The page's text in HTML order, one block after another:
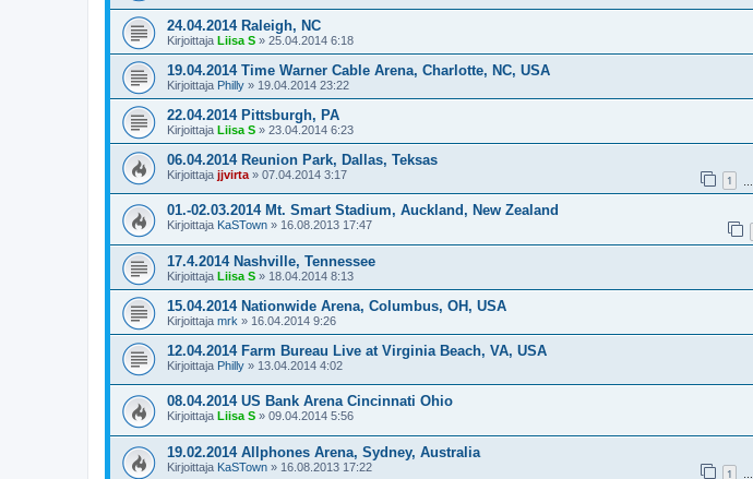
24.04.2014 Raleigh, NC
Kirjoittaja Liisa S » 25.04.2014 6:18
19.04.2014 Time Warner Cable Arena, Charlotte, NC, USA
Kirjoittaja Philly » 19.04.2014 23:22
22.04.2014 Pittsburgh, PA
Kirjoittaja Liisa S » 23.04.2014 6:23
06.04.2014 Reunion Park, Dallas, Teksas
Kirjoittaja jjvirta » 07.04.2014 3:17 1
01.-02.03.2014 Mt. Smart Stadium, Auckland, New Zealand
Kirjoittaja KaSTown » 16.08.2013 17:47
17.4.2014 Nashville, Tennessee
Kirjoittaja Liisa S » 18.04.2014 8:13
15.04.2014 Nationwide Arena, Columbus, OH, USA
Kirjoittaja mrk » 16.04.2014 9:26
12.04.2014 Farm Bureau Live at Virginia Beach, VA, USA
Kirjoittaja Philly » 13.04.2014 4:02
08.04.2014 US Bank Arena Cincinnati Ohio
Kirjoittaja Liisa S » 09.04.2014 5:56
19.02.2014 Allphones Arena, Sydney, Australia
Kirjoittaja KaSTown » 16.08.2013 17:22 1 …